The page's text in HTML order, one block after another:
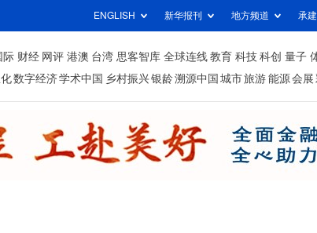
ENGLISH 新华报刊 地方频道 承
际 财经 网评 港澳 台湾 思客智库 全球连线 教育 科技 科创 量子
数字经济学术中国 乡村振兴银龄溯源中国 城市旅游 能源 会展